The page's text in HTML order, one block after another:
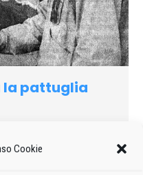
Cookie
la pattuglia
con un volo di un’ora e
acrobatica nazionale,